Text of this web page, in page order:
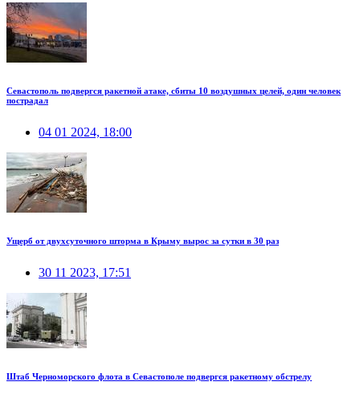
Севастополь подвергся ракетной атаке, сбиты 10 воздушных целей, один человек
пострадал
04 01 2024, 18:00
Ущерб от двухсуточного шторма в Крыму вырос за сутки в 30 раз
30 11 2023, 17:51
Штаб Черноморского флота в Севастополе подвергся ракетному обстрелу